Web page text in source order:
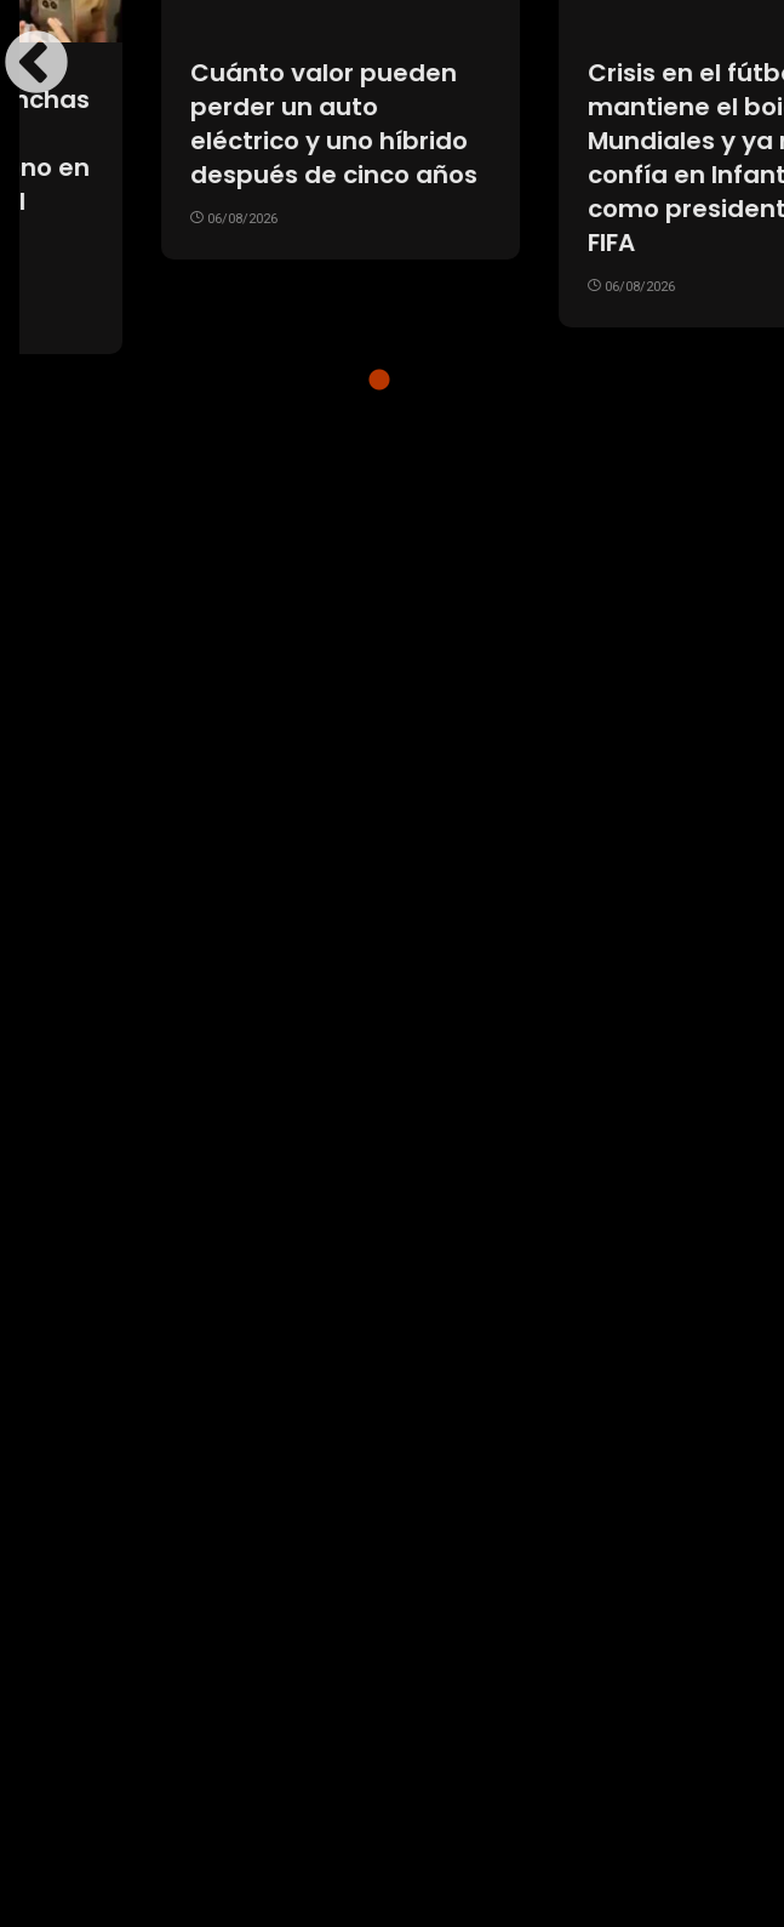
Crisis en el fútbol: UEFA
mantiene el boicot a los
Mundiales y ya no
confía en Infantino
como presidente de la
El riesgo empresarial
gana peso y la
velocidad de inversión
pasa a definir quién